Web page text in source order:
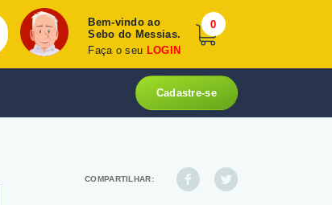
Bem-vindo ao
Sebo do Messias.
Faça o seu LOGIN
0
Cadastre-se
COMPARTILHAR: